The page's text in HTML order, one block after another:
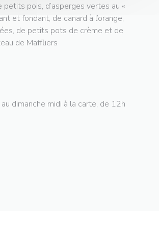
pois, d’asperges vertes au «
et fondant, de canard à l’orange,
de petits pots de crème et de
de Maffliers
dimanche midi à la carte, de 12h